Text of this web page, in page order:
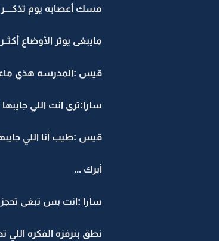
مسك أعصابه يوم
مايبغى يوتر الأوضاع
قيس :المدرسه هذي
سارا:ترى انت اللي
قيس :طيب أنا اللي
أبرك ...
سارا :انت بس تبغى
نطق بنرفزه الفكره اللي